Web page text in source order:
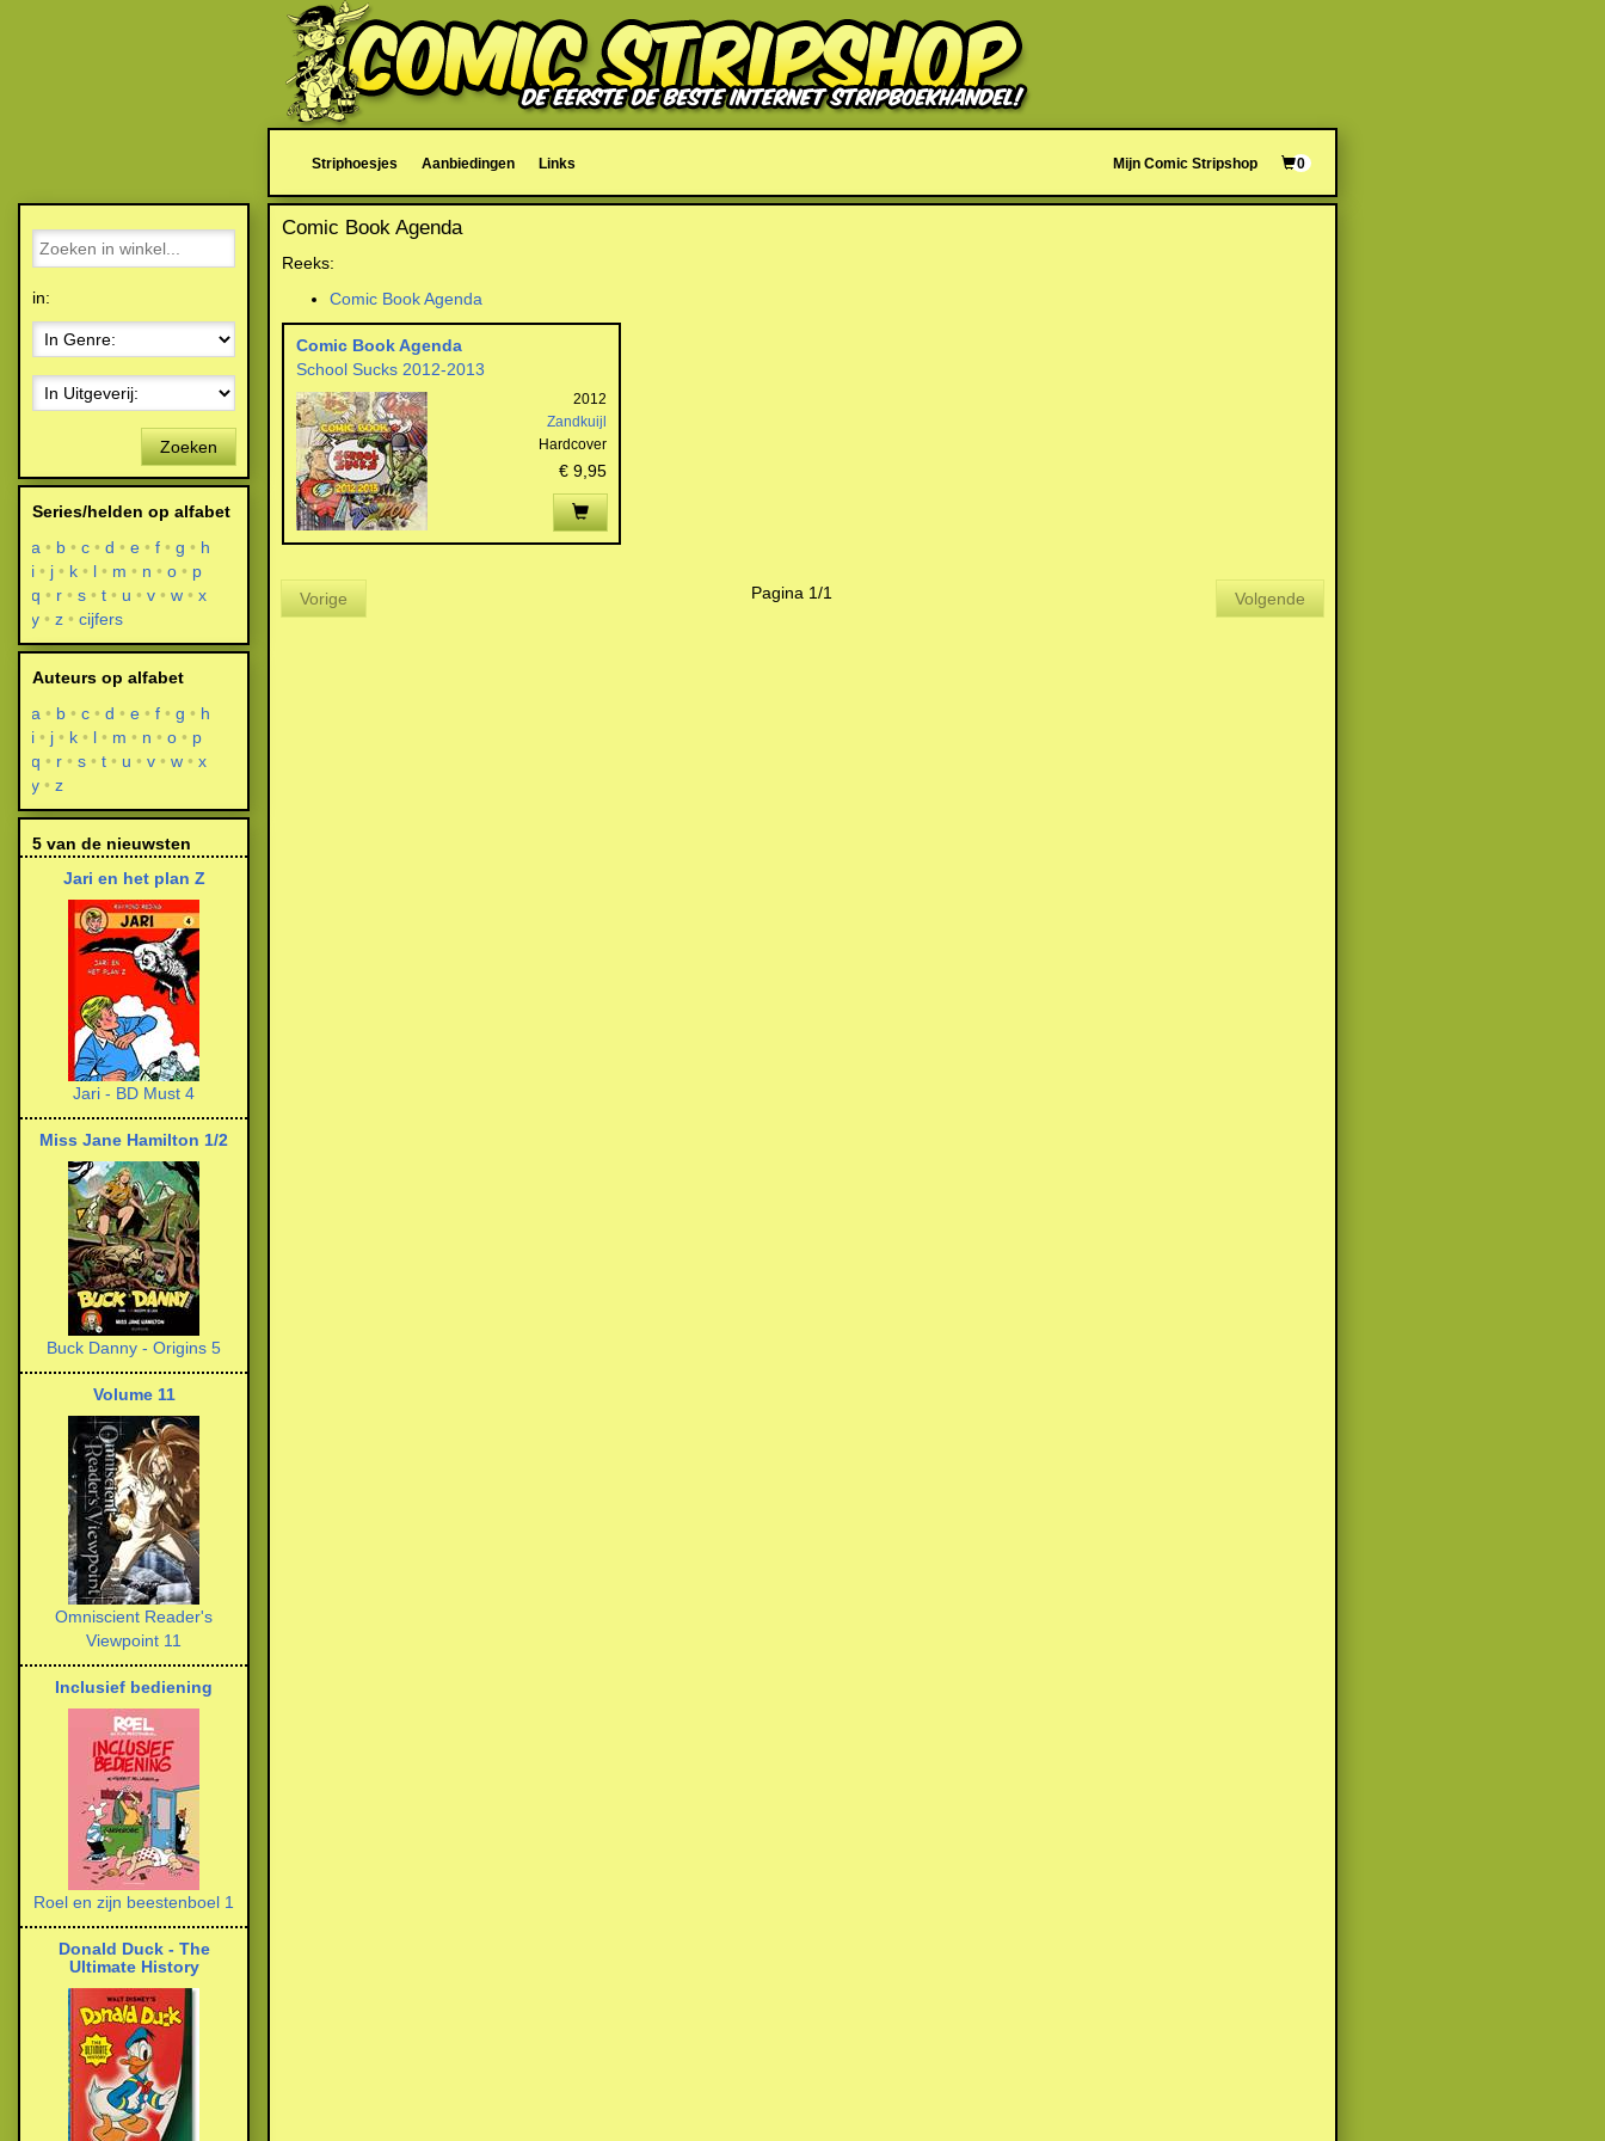
Striphoesjes Aanbiedingen Links Mijn Comic Stripshop 0
Comic Book Agenda
Reeks:
Comic Book Agenda
Comic Book Agenda
School Sucks 2012-2013
2012
Zandkuijl
Hardcover
€ 9,95
Vorige Pagina 1/1 Volgende
in:
Zoeken
Series/helden op alfabet
a
b c d e f g
h
i
j k l m n o
p
q
r s t u v w
x
y
z cijfers
Auteurs op alfabet
a
b c d e f g
h
i
j k l m n o
p
q
r s t u v w
x
y
z
5 van de nieuwsten
Jari en het plan Z
Jari - BD Must 4
Miss Jane Hamilton 1/2
Buck Danny - Origins 5
Volume 11
Omniscient Reader's
Viewpoint 11
Inclusief bediening
Roel en zijn beestenboel 1
Donald Duck - The
Ultimate History